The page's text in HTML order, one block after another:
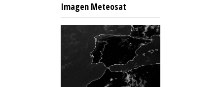
Imagen Meteosat